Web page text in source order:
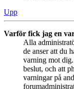
Upp
Varför fick jag en
Alla
de anser att du
varning mot
beslut, och att
varningar på